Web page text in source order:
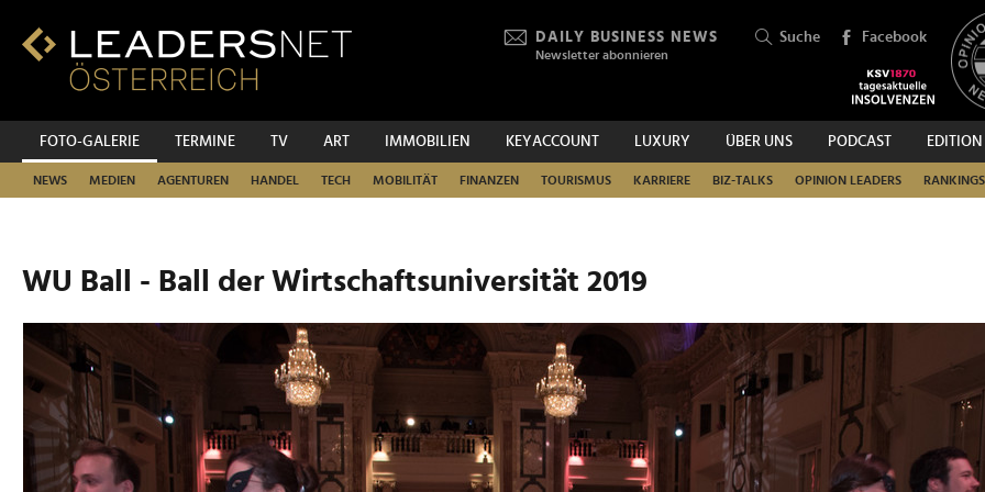
Inhalt
Fußzeilen-
Hauptnavigation
DAILY BUSINESS NEWS
Newsletter abonnieren
Suche Facebook
FOTO-GALERIE TERMINE TV ART IMMOBILIEN KEYACCOUNT LUXURY ÜBER UNS PODCAST EDITION
NEWS MEDIEN AGENTUREN HANDEL TECH MOBILITÄT FINANZEN TOURISMUS KARRIERE BIZ-TALKS OPINION LEADERS RANKINGS
SUCHEN
WU Ball - Ball der Wirtschaftsuniversität 2019